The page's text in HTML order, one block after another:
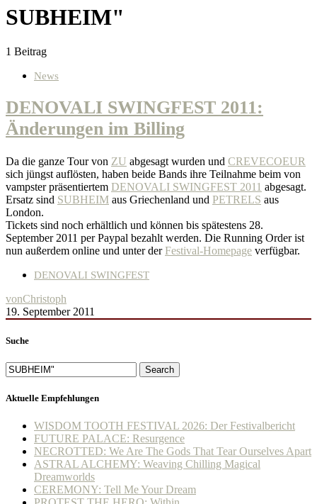
SUBHEIM"
1 Beitrag
News
DENOVALI SWINGFEST 2011:
Änderungen im Billing
Da die ganze Tour von ZU abgesagt wurden und CREVECOEUR
sich jüngst auflösten, haben beide Bands ihre Teilnahme beim von
vampster präsentiertem DENOVALI SWINGFEST 2011 abgesagt.
Ersatz sind SUBHEIM aus Griechenland und PETRELS aus
London.
Tickets sind noch erhältlich und können bis spätestens 28.
September 2011 per Paypal bezahlt werden. Die Running Order ist
nun außerdem online und unter derFestival-Homepage verfügbar.
DENOVALI SWINGFEST
vonChristoph
19. September 2011
Suche
Search
Aktuelle Empfehlungen
WISDOM TOOTH FESTIVAL 2026: Der Festivalbericht
FUTURE PALACE: Resurgence
NECROTTED: We Are The Gods That Tear Ourselves Apart
ASTRAL ALCHEMY: Weaving Chilling Magical
Dreamworlds
CEREMONY: Tell Me Your Dream